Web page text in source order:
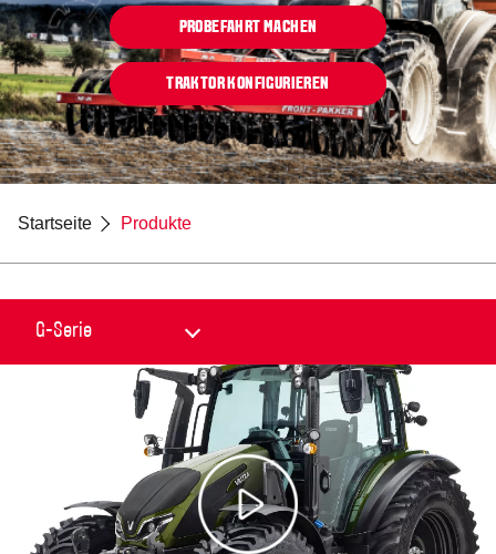
PROBEFAHRT MACHEN
TRAKTOR KONFIGURIEREN
Startseite Produkte